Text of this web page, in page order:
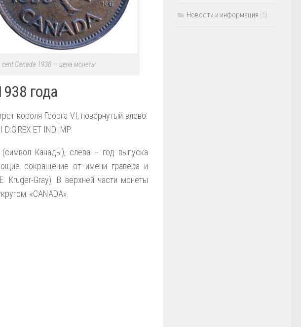
Canada 1938 — цена монеты
года
короля Георга VI, повернутый влево.
ET IND:IMP:
Канады), слева – год выпуска
сокращение от имени гравёра и
Kruger-Gray). В верхней части монеты
«CANADA».
Новости и информация (5)